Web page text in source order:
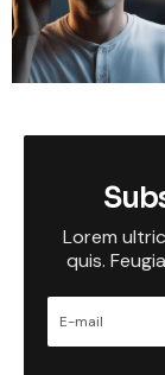
Lorem
quis.